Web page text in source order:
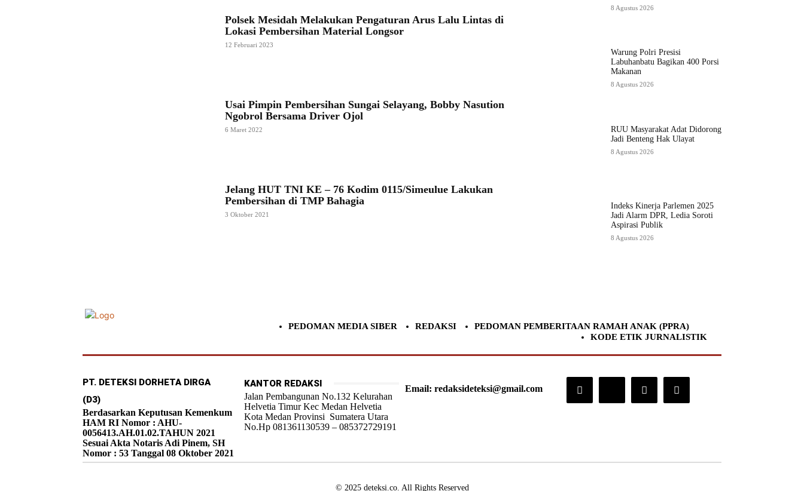
Polsek Mesidah Melakukan Pengaturan Arus Lalu Lintas di
Lokasi Pembersihan Material Longsor
12 Februari 2023
Usai Pimpin Pembersihan Sungai Selayang, Bobby Nasution
Ngobrol Bersama Driver Ojol
6 Maret 2022
Jelang HUT TNI KE – 76 Kodim 0115/Simeulue Lakukan
Pembersihan di TMP Bahagia
3 Oktober 2021
8 Agustus 2026
Warung Polri Presisi
Labuhanbatu Bagikan 400 Porsi
Makanan
8 Agustus 2026
RUU Masyarakat Adat Didorong
Jadi Benteng Hak Ulayat
8 Agustus 2026
Indeks Kinerja Parlemen 2025
Jadi Alarm DPR, Ledia Soroti
Aspirasi Publik
8 Agustus 2026
PEDOMAN MEDIA SIBER REDAKSI
PEDOMAN PEMBERITAAN RAMAH ANAK (PPRA)
KODE ETIK JURNALISTIK
PT. DETEKSI DORHETA DIRGA
(D3)
Berdasarkan Keputusan Kemenkum
HAM RI Nomor : AHU-
0056413.AH.01.02.TAHUN 2021
Sesuai Akta Notaris Adi Pinem, SH
Nomor : 53 Tanggal 08 Oktober 2021
KANTOR REDAKSI
Jalan Pembangunan No.132 Kelurahan
Helvetia Timur Kec Medan Helvetia
Kota Medan Provinsi Sumatera Utara
No.Hp 081361130539 – 085372729191
Email: redaksideteksi@gmail.com
© 2025 deteksi.co. All Rights Reserved